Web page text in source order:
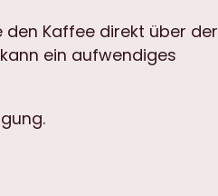
den Kaffee direkt über der
ein aufwendiges